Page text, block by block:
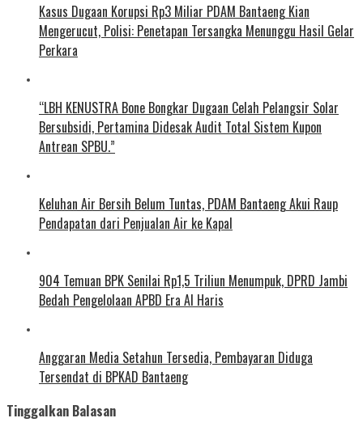
Kasus Dugaan Korupsi Rp3 Miliar PDAM Bantaeng Kian
Mengerucut, Polisi: Penetapan Tersangka Menunggu Hasil Gelar
Perkara
“LBH KENUSTRA Bone Bongkar Dugaan Celah Pelangsir Solar
Bersubsidi, Pertamina Didesak Audit Total Sistem Kupon
Antrean SPBU.”
Keluhan Air Bersih Belum Tuntas, PDAM Bantaeng Akui Raup
Pendapatan dari Penjualan Air ke Kapal
904 Temuan BPK Senilai Rp1,5 Triliun Menumpuk, DPRD Jambi
Bedah Pengelolaan APBD Era Al Haris
Anggaran Media Setahun Tersedia, Pembayaran Diduga
Tersendat di BPKAD Bantaeng
Tinggalkan Balasan